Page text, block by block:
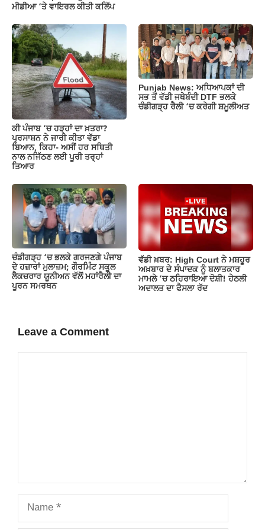
ਮੀਡੀਆ ‘ਤੇ ਵਾਇਰਲ ਕੀਤੀ ਕਲਿੱਪ
ਕੀ ਪੰਜਾਬ ‘ਚ ਹੜ੍ਹਾਂ ਦਾ ਖ਼ਤਰਾ?
ਪ੍ਰਸਾਸ਼ਨ ਨੇ ਜਾਰੀ ਕੀਤਾ ਵੱਡਾ
ਬਿਆਨ, ਕਿਹਾ- ਅਸੀਂ ਹਰ ਸਥਿਤੀ
ਨਾਲ ਨਜਿੱਠਣ ਲਈ ਪੂਰੀ ਤਰ੍ਹਾਂ
ਤਿਆਰ
Punjab News: ਅਧਿਆਪਕਾਂ ਦੀ
ਸਭ ਤੋਂ ਵੱਡੀ ਜਥੇਬੰਦੀ DTF ਭਲਕੇ
ਚੰਡੀਗੜ੍ਹ ਰੈਲੀ ‘ਚ ਕਰੇਗੀ ਸ਼ਮੂਲੀਅਤ
ਚੰਡੀਗੜ੍ਹ ‘ਚ ਭਲਕੇ ਗਰਜਣਗੇ ਪੰਜਾਬ
ਦੇ ਹਜ਼ਾਰਾਂ ਮੁਲਾਜ਼ਮ; ਗੌਰਮਿੰਟ ਸਕੂਲ
ਲੈਕਚਰਾਰ ਯੂਨੀਅਨ ਵੱਲੋਂ ਮਹਾਂਰੈਲੀ ਦਾ
ਪੂਰਨ ਸਮਰਥਨ
ਵੱਡੀ ਖ਼ਬਰ: High Court ਨੇ ਮਸ਼ਹੂਰ
ਅਖ਼ਬਾਰ ਦੇ ਸੰਪਾਦਕ ਨੂੰ ਬਲਾਤਕਾਰ
ਮਾਮਲੇ ‘ਚ ਠਹਿਰਾਇਆ ਦੋਸ਼ੀ! ਹੇਠਲੀ
ਅਦਾਲਤ ਦਾ ਫੈਸਲਾ ਰੱਦ
Leave a Comment
Name